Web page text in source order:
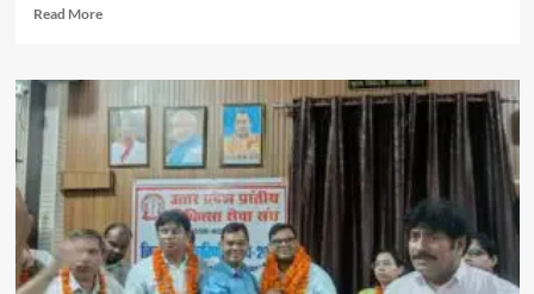
Read MoreRead
बिजली
100
परिवार
बेहाल,
एसडीओ
ने
पहले
मांगा